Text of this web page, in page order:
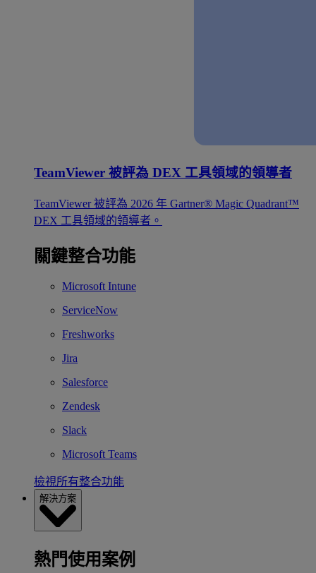
TeamViewer 被評為 DEX 工具領域的領導者
TeamViewer 被評為 2026 年 Gartner® Magic Quadrant™
DEX 工具領域的領導者。
關鍵整合功能
Microsoft Intune
ServiceNow
Freshworks
Jira
Salesforce
Zendesk
Slack
Microsoft Teams
檢視所有整合功能
解決方案
熱門使用案例